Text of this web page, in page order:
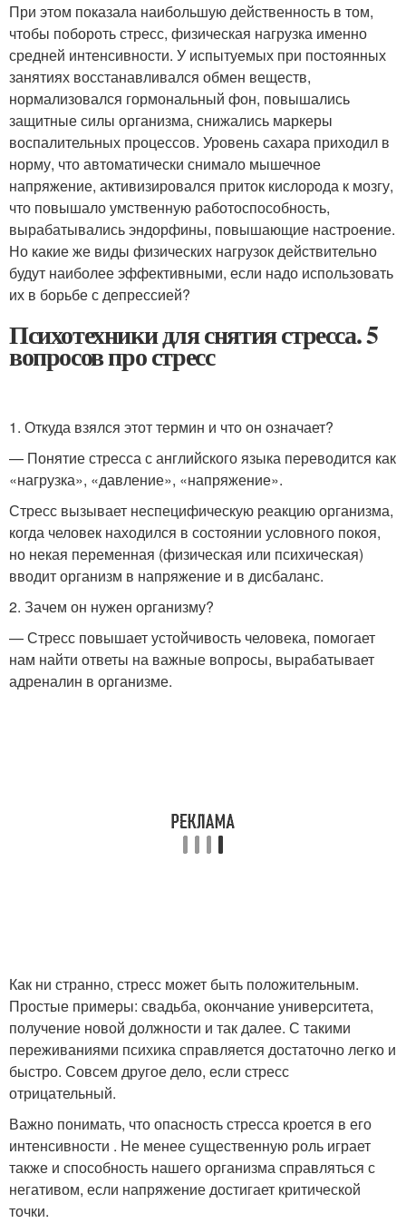
При этом показала наибольшую действенность в том,
чтобы побороть стресс, физическая нагрузка именно
средней интенсивности. У испытуемых при постоянных
занятиях восстанавливался обмен веществ,
нормализовался гормональный фон, повышались
защитные силы организма, снижались маркеры
воспалительных процессов. Уровень сахара приходил в
норму, что автоматически снимало мышечное
напряжение, активизировался приток кислорода к мозгу,
что повышало умственную работоспособность,
вырабатывались эндорфины, повышающие настроение.
Но какие же виды физических нагрузок действительно
будут наиболее эффективными, если надо использовать
их в борьбе с депрессией?
Психотехники для снятия стресса. 5
вопросов про стресс
1. Откуда взялся этот термин и что он означает?
— Понятие стресса с английского языка переводится как
«нагрузка», «давление», «напряжение».
Стресс вызывает неспецифическую реакцию организма,
когда человек находился в состоянии условного покоя,
но некая переменная (физическая или психическая)
вводит организм в напряжение и в дисбаланс.
2. Зачем он нужен организму?
— Стресс повышает устойчивость человека, помогает
нам найти ответы на важные вопросы, вырабатывает
адреналин в организме.
Как ни странно, стресс может быть положительным.
Простые примеры: свадьба, окончание университета,
получение новой должности и так далее. С такими
переживаниями психика справляется достаточно легко и
быстро. Совсем другое дело, если стресс
отрицательный.
Важно понимать, что опасность стресса кроется в его
интенсивности . Не менее существенную роль играет
также и способность нашего организма справляться с
негативом, если напряжение достигает критической
точки.